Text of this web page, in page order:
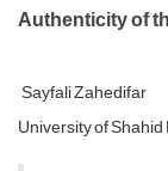
Authenticity of
Sayfali Zahedifar
University of